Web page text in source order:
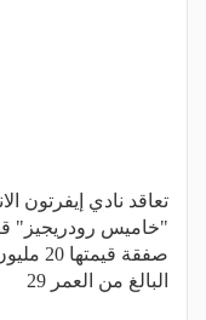
تعاقد نادي إيفرتون
"خاميس رودريجيز"
صفقة
البالغ من العمر 29